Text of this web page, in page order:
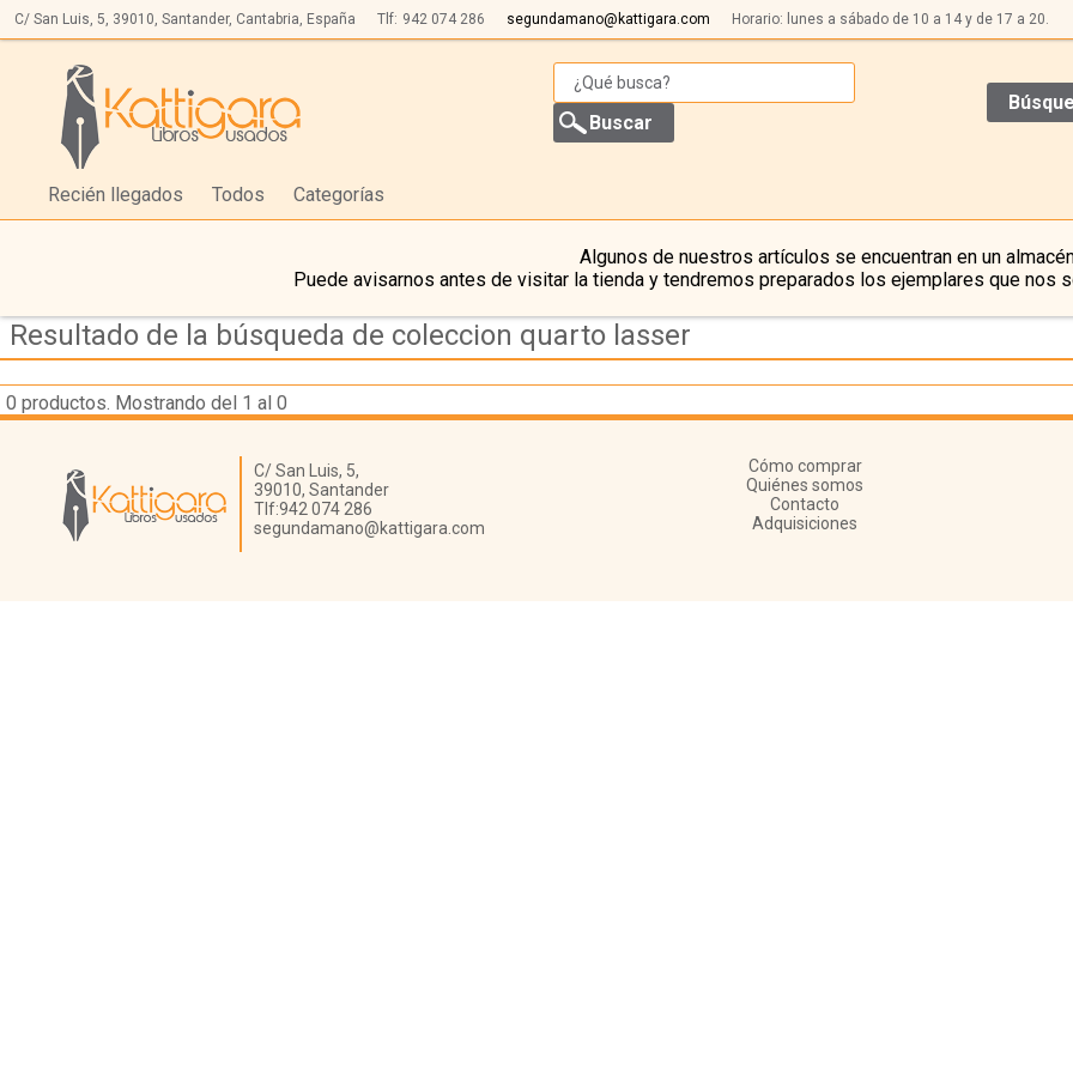
C/ San Luis, 5, 39010, Santander, Cantabria, España Tlf: 942 074 286 segundamano@kattigara.com Horario: lunes a sábado de 10 a 14 y de 17 a 20.
Recién llegados Todos Categorías
Algunos de nuestros artículos se encuentran en un
Puede avisarnos antes de visitar la tienda y tendremos preparados los ejemplares que nos
Resultado de la búsqueda de coleccion quarto lasser
0 productos. Mostrando del 1 al 0
Librería Kattigara
C/ San Luis, 5,
39010, Santander
Tlf:942 074 286
segundamano@kattigara.com
Cómo comprar
Quiénes somos
Contacto
Adquisiciones